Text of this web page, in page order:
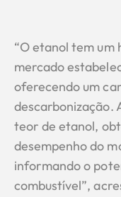
“O etanol tem um
mercado
oferecendo um
descarbonização.
teor de etanol,
desempenho do
informando o
combustível”,